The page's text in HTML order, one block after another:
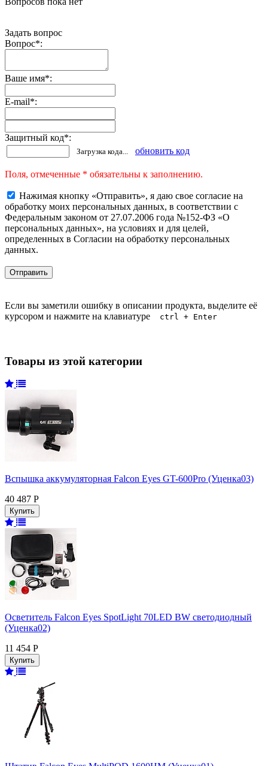
Задать вопрос
Вопрос*:
Ваше имя*:
E-mail*:
Защитный код*:
Загрузка кода... обновить код
Поля, отмеченные * обязательны к заполнению.
Нажимая кнопку «Отправить», я даю свое согласие на
обработку моих персональных данных, в соответствии с
Федеральным законом от 27.07.2006 года №152-ФЗ «О
персональных данных», на условиях и для целей,
определенных в Согласии на обработку персональных
данных.
Если вы заметили ошибку в описании продукта, выделите её
курсором и нажмите на клавиатуре
ctrl + Enter
Товары из этой категории
Вспышка аккумуляторная Falcon Eyes GT-600Pro (Уценка03)
40 487 Р
Осветитель Falcon Eyes SpotLight 70LED BW светодиодный
(Уценка02)
11 454 Р